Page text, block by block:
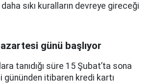
sıkı kuralların devreye gireceği
günü başlıyor
tanıdığı süre 15 Şubat’ta sona
gününden itibaren kredi kartı